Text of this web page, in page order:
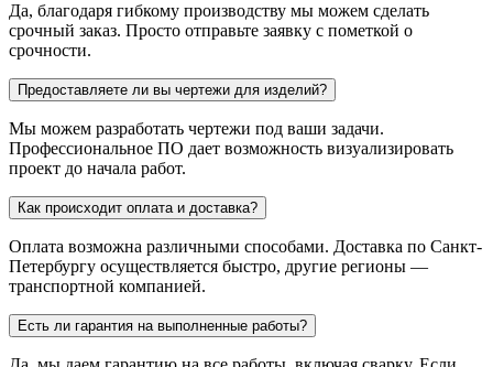
Да, благодаря гибкому производству мы можем сделать
срочный заказ. Просто отправьте заявку с пометкой о
срочности.
Предоставляете ли вы чертежи для изделий?
Мы можем разработать чертежи под ваши задачи.
Профессиональное ПО дает возможность визуализировать
проект до начала работ.
Как происходит оплата и доставка?
Оплата возможна различными способами. Доставка по Санкт-
Петербургу осуществляется быстро, другие регионы —
транспортной компанией.
Есть ли гарантия на выполненные работы?